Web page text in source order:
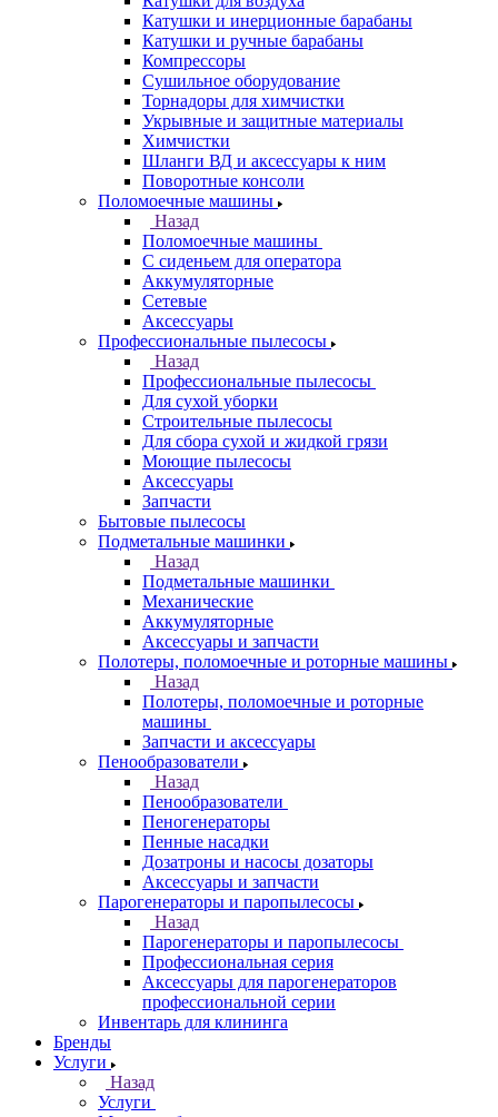
Катушки и инерционные барабаны
Катушки и ручные барабаны
Компрессоры
Сушильное оборудование
Торнадоры для химчистки
Укрывные и защитные материалы
Химчистки
Шланги ВД и аксессуары к ним
Поворотные консоли
Поломоечные машины
Назад
Поломоечные машины
С сиденьем для оператора
Аккумуляторные
Сетевые
Аксессуары
Профессиональные пылесосы
Назад
Профессиональные пылесосы
Для сухой уборки
Строительные пылесосы
Для сбора сухой и жидкой грязи
Моющие пылесосы
Аксессуары
Запчасти
Бытовые пылесосы
Подметальные машинки
Назад
Подметальные машинки
Механические
Аккумуляторные
Аксессуары и запчасти
Полотеры, поломоечные и роторные машины
Назад
Полотеры, поломоечные и роторные
машины
Запчасти и аксессуары
Пенообразователи
Назад
Пенообразователи
Пеногенераторы
Пенные насадки
Дозатроны и насосы дозаторы
Аксессуары и запчасти
Парогенераторы и паропылесосы
Назад
Парогенераторы и паропылесосы
Профессиональная серия
Аксессуары для парогенераторов
профессиональной серии
Инвентарь для клининга
Бренды
Услуги
Назад
Услуги